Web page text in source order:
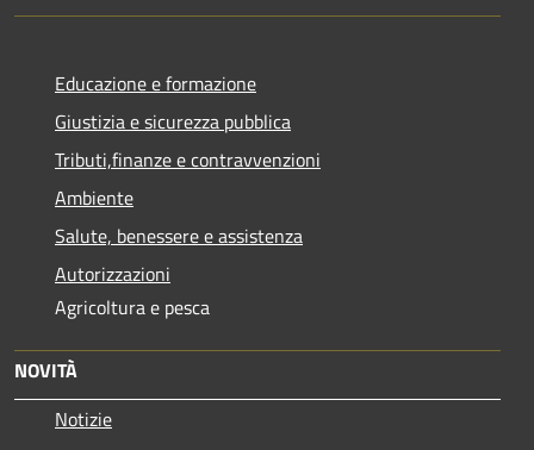
Educazione e formazione
Giustizia e sicurezza pubblica
Tributi,finanze e contravvenzioni
Ambiente
Salute, benessere e assistenza
Autorizzazioni
Agricoltura e pesca
NOVITÀ
Notizie